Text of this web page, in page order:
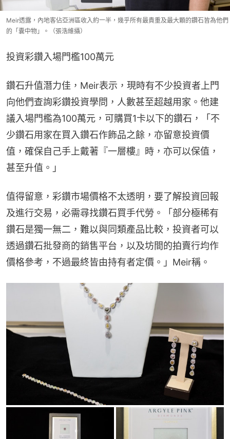
Meir透露，內地客佔亞洲區收入約一半，幾乎所有最貴重及最大顆的鑽石皆為他們
的「囊中物」。（張浩維攝）
投資彩鑽入場門檻100萬元
鑽石升值潛力佳，Meir表示，現時有不少投資者上門
向他們查詢彩鑽投資學問，人數甚至超越用家。他建
議入場門檻為100萬元，可購買1卡以下的鑽石，「不
少鑽石用家在買入鑽石作飾品之餘，亦留意投資價
值，確保自己手上戴著『一層樓』時，亦可以保值，
甚至升值。」
值得留意，彩鑽市場價格不太透明，要了解投資回報
及進行交易，必需尋找鑽石買手代勞。「部分極稀有
鑽石是獨一無二，難以與同類產品比較，投資者可以
透過鑽石批發商的銷售平台，以及坊間的拍賣行均作
價格參考，不過最終皆由持有者定價。」Meir稱。